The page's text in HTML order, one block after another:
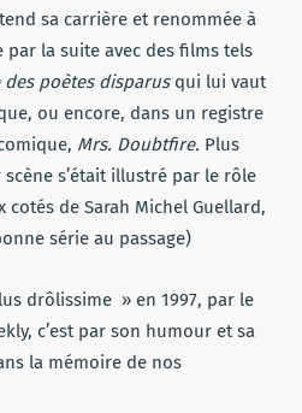
sa carrière et renommée à
par la suite avec des films tels
des poètes disparusqui lui vaut
ou encore, dans un registre
Mrs. Doubtfire. Plus
s’était illustré par le rôle
de Sarah Michel Guellard,
série au passage)
drôlissime » en 1997, par le
c’est par son humour et sa
la mémoire de nos